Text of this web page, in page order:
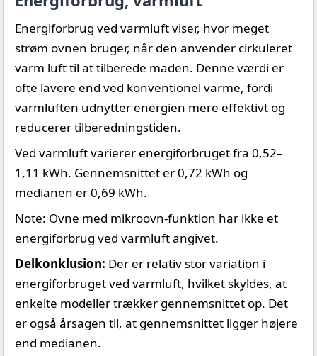
Energiforbrug ved varmluft viser, hvor meget
strøm ovnen bruger, når den anvender cirkuleret
varm luft til at tilberede maden. Denne værdi er
ofte lavere end ved konventionel varme, fordi
varmluften udnytter energien mere effektivt og
reducerer tilberedningstiden.
Ved varmluft varierer energiforbruget fra 0,52–
1,11 kWh. Gennemsnittet er 0,72 kWh og
medianen er 0,69 kWh.
Note: Ovne med mikroovn-funktion har ikke et
energiforbrug ved varmluft angivet.
Delkonklusion: Der er relativ stor variation i
energiforbruget ved varmluft, hvilket skyldes, at
enkelte modeller trækker gennemsnittet op. Det
er også årsagen til, at gennemsnittet ligger højere
end medianen.